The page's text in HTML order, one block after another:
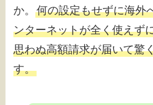
か。何の設定もせずに海外
ンターネットが全く使えず
思わぬ高額請求が届いて驚
す。